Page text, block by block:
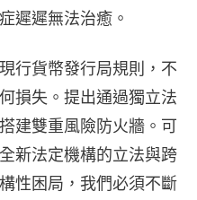
遲遲無法治癒。
行貨幣發行局規則，不
損失。提出通過獨立法
建雙重風險防火牆。可
新法定機構的立法與跨
性困局，我們必須不斷